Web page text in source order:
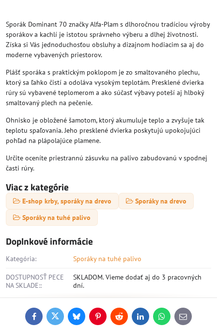
Sporák Dominant 70 značky Alfa-Plam s dlhoročnou tradíciou výroby
sporákov a kachlí je istotou správneho výberu a dlhej životnosti.
Získa si Vás jednoduchosťou obsluhy a dizajnom hodiacim sa aj do
moderne vybavených priestorov.
Plášť sporáka s praktickým poklopom je zo smaltovaného plechu,
ktorý sa ľahko čistí a odoláva vysokým teplotám. Presklené dvierka
rúry sú vybavené teplomerom a ako súčasť výbavy poteší aj hlboký
smaltovaný plech na pečenie.
Ohnisko je obložené šamotom, ktorý akumuluje teplo a zvyšuje tak
teplotu spaľovania. Jeho presklené dvierka poskytujú upokojujúci
pohľad na plápolajúce plamene.
Určite oceníte priestrannú zásuvku na palivo zabudovanú v spodnej
časti rúry.
Viac z kategórie
E-shop krby, sporáky na drevo
Sporáky na drevo
Sporáky na tuhé palivo
Doplnkové informácie
Kategória: Sporáky na tuhé palivo
DOSTUPNOSŤ PECE
NA SKLADE::
SKLADOM. Vieme dodať aj do 3 pracovných
dní.
FacebookTwitterBlueskyPinterestReddit LinkedInWhatsApp
E-
mail